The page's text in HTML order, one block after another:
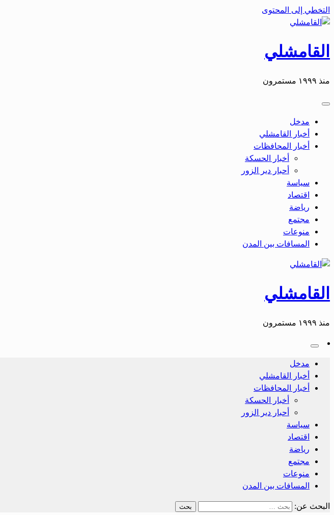
التخطي إلى المحتوى
القامشلي
منذ ١٩٩٩ مستمرون
مدخل
أخبار القامشلي
أخبار المحافظات
أخبار الحسكة
أحبار دير الزور
سياسة
اقتصاد
رياضة
مجتمع
منوعات
المسافات بين المدن
القامشلي
منذ ١٩٩٩ مستمرون
مدخل
أخبار القامشلي
أخبار المحافظات
أخبار الحسكة
أحبار دير الزور
سياسة
اقتصاد
رياضة
مجتمع
منوعات
المسافات بين المدن
البحث عن: